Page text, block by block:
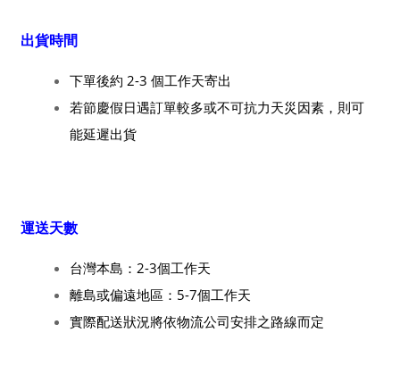
出貨時間
下單後約 2-3 個工作天寄出
若節慶假日遇訂單較多或不可抗力天災因素，則可
能延遲出貨
運送天數
台灣本島：2-3個工作天
離島或偏遠地區：5-7個工作天
實際配送狀況將依物流公司安排之路線而定